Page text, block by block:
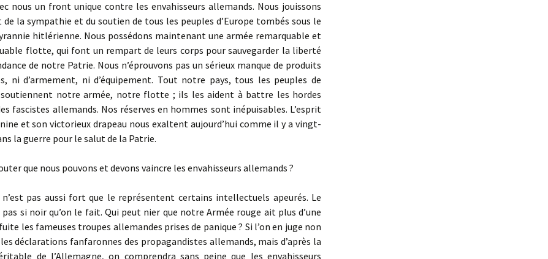
nous un front unique contre les envahisseurs allemands. Nous jouissons
la sympathie et du soutien de tous les peuples d’Europe tombés sous le
hitlérienne. Nous possédons maintenant une armée remarquable et
flotte, qui font un rempart de leurs corps pour sauvegarder la liberté
de notre Patrie. Nous n’éprouvons pas un sérieux manque de produits
ni d’armement, ni d’équipement. Tout notre pays, tous les peuples de
notre armée, notre flotte ; ils les aident à battre les hordes
fascistes allemands. Nos réserves en hommes sont inépuisables. L’esprit
et son victorieux drapeau nous exaltent aujourd’hui comme il y a vingt-
la guerre pour le salut de la Patrie.
que nous pouvons et devons vaincre les envahisseurs allemands ?
n’est pas aussi fort que le représentent certains intellectuels apeurés. Le
pas si noir qu’on le fait. Qui peut nier que notre Armée rouge ait plus d’une
les fameuses troupes allemandes prises de panique ? Si l’on en juge non
les déclarations fanfaronnes des propagandistes allemands, mais d’après la
de l’Allemagne, on comprendra sans peine que les envahisseurs